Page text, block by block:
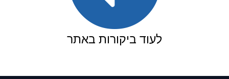
לעוד ביקורות באתר